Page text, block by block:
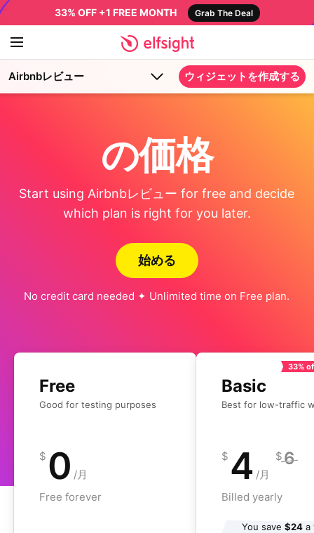
33% OFF +1 FREE MONTH Grab The Deal
Airbnbレビュー ウィジェットを作成する
の価格
Start using Airbnbレビュー for free and decide
which plan is right for you later.
始める
No credit card needed ✦ Unlimited time on Free plan.
Free
Good for testing purposes
$ 0 /月
Free forever
Basic
Best for low-traffic
33%
$ 4 /月
$6
Billed yearly
You save $24a